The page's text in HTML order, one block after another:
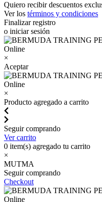
Quiero recibir descuentos
Ver los términos y condiciones
Finalizar registro
o iniciar sesión
×
Aceptar
×
Producto agregado a carrito
Seguir comprando
Ver carrito
0 item(s) agregado tu carrito
×
MUTMA
Seguir comprando
Checkout